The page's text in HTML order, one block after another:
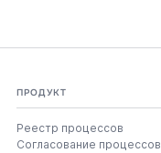
ПРОДУКТ
Реестр процессов
Согласование процессов